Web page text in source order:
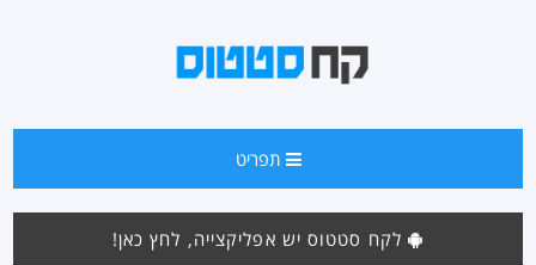
תפריט
לקח סטטוס יש אפליקצייה, לחץ כאן!